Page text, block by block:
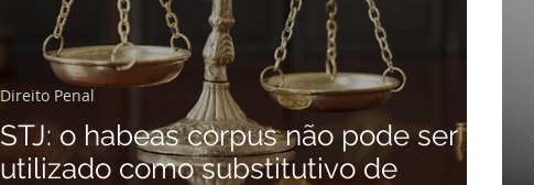
STJ: o habeas corpus não pode ser
utilizado como substitutivo de
Direito Penal